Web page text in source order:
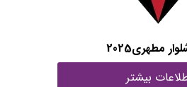
مطهری2025
بیشتر